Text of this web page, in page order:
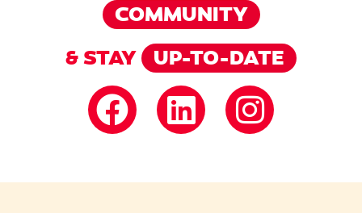
COMMUNITY
& STAY
UP-TO-DATE